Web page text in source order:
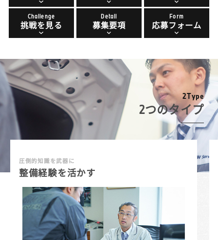
Challenge
挑戦を見る
Detail
募集要項
Form
応募フォーム
2Type
2つのタイプ
圧倒的知識を武器に
整備経験を活かす